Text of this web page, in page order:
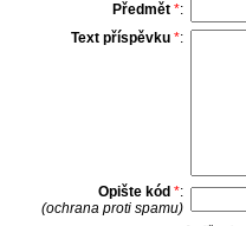
Předmět *:
Text příspěvku *:
Opište kód *:
(ochrana proti spamu)